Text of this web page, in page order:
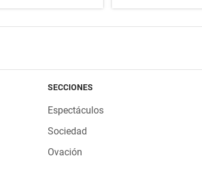
SECCIONES
Espectáculos
Sociedad
Ovación